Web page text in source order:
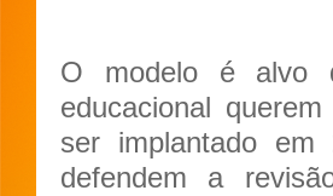
O modelo é alvo
educacional
ser implantado
defendem a